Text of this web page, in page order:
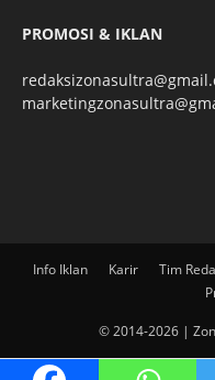
PROMOSI & IKLAN
Info Iklan Karir Tim
© 2014-2026 |